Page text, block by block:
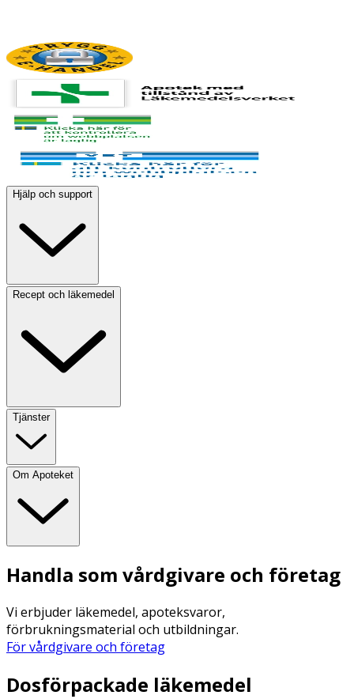
Hjälp och support
Recept och läkemedel
Tjänster
Om Apoteket
Handla som vårdgivare och företag
Vi erbjuder läkemedel, apoteksvaror,
förbrukningsmaterial och utbildningar.
För vårdgivare och företag
Dosförpackade läkemedel